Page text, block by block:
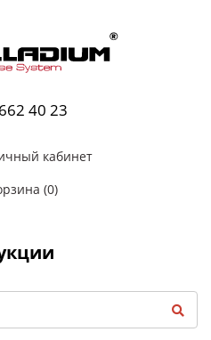
40 23
кабинет
(0)